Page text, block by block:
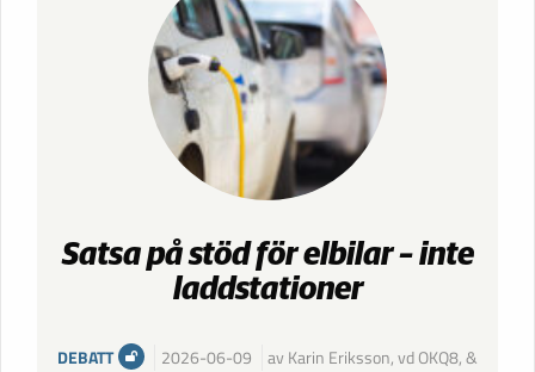
Satsa på stöd för elbilar – inte
laddstationer
DEBATT 2026-06-09
av Karin Eriksson, vd OKQ8, &